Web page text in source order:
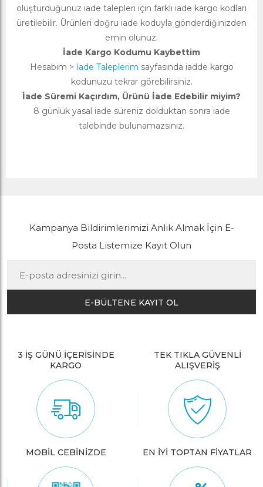
oluşturduğunuz iade talepleri için farklı iade kargo kodları
üretilebilir. Ürünleri doğru iade koduyla gönderdiğinizden
emin olunuz.
İade Kargo Kodumu Kaybettim
Hesabım > İade Taleplerim sayfasında iadde kargo
kodunuzu tekrar görebilirsiniz.
İade Süremi Kaçırdım, Ürünü İade Edebilir miyim?
8 günlük yasal iade süreniz dolduktan sonra iade
talebinde bulunamazsınız.
Kampanya Bildirimlerimizi Anlık Almak İçin E-
Posta Listemize Kayıt Olun
E-BÜLTENE KAYIT OL
3 İŞ GÜNÜ İÇERİSİNDE
KARGO
TEK TIKLA GÜVENLİ
ALIŞVERİŞ
MOBİL CEBİNİZDE EN İYİ TOPTAN FİYATLAR